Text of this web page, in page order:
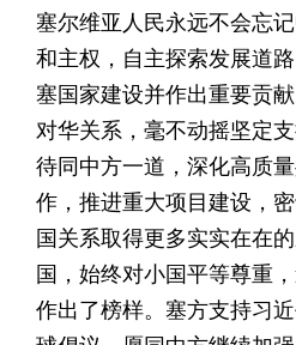
塞尔维亚人民永远不会忘
和主权，自主探索发展道
塞国家建设并作出重要贡
对华关系，毫不动摇坚定
待同中方一道，深化高质
作，推进重大项目建设，
国关系取得更多实实在在
国，始终对小国平等尊重
作出了榜样。塞方支持习